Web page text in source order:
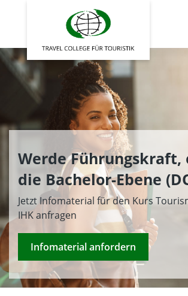
Werde Führungskraft,
die Bachelor-Ebene
Jetzt Infomaterial für den Kurs
IHK anfragen
Infomaterial anfordern